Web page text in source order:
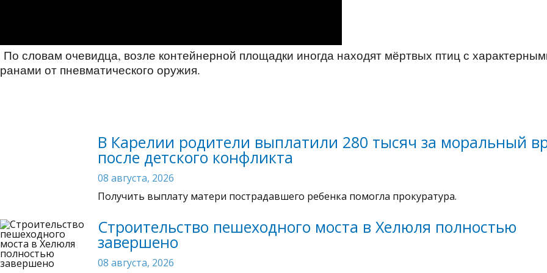
По словам очевидца, возле контейнерной площадки иногда находят мёртвых птиц с
ранами от пневматического оружия.
В Карелии родители выплатили 280 тысяч за моральный
после детского конфликта
08 августа, 2026
Получить выплату матери пострадавшего ребенка помогла прокуратура.
Строительство пешеходного моста в Хелюля полностью
завершено
08 августа, 2026